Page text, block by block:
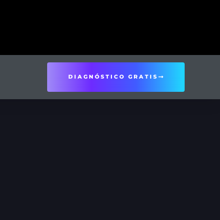
DIAGNÓSTICO GRATIS